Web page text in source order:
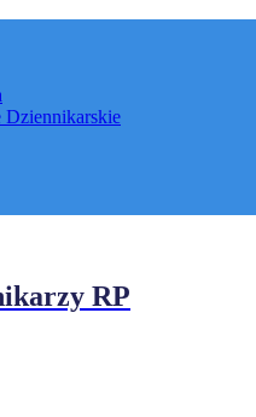
Dziennikarskie
RP